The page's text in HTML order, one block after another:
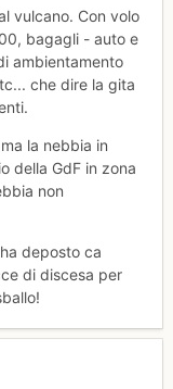
vulcano. Con volo
bagagli - auto e
ambientamento
che dire la gita
la nebbia in
della GdF in zona
non
deposto ca
di discesa per